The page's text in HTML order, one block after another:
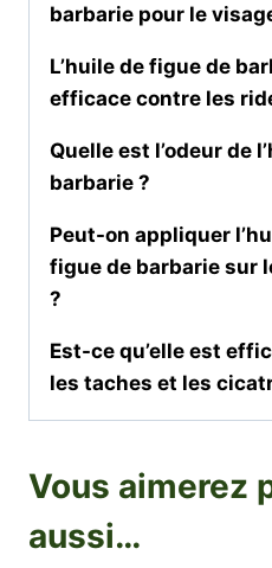
barbarie pour le
L’huile de figue de
efficace contre les
Quelle est l’odeur de
barbarie ?
Peut-on appliquer
figue de barbarie sur
?
Est-ce qu’elle est
les taches et les
Vous aimerez
aussi…